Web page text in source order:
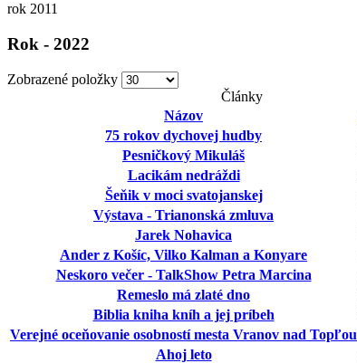
rok 2011
Rok - 2022
Zobrazené položky
Články
Názov
75 rokov dychovej hudby
Pesničkový Mikuláš
Lacikám nedráždi
Šeňik v moci svatojanskej
Výstava - Trianonská zmluva
Jarek Nohavica
Ander z Košíc, Vilko Kalman a Konyare
Neskoro večer - TalkShow Petra Marcina
Remeslo má zlaté dno
Biblia kniha kníh a jej príbeh
Verejné oceňovanie osobností mesta Vranov nad Topľou
Ahoj leto